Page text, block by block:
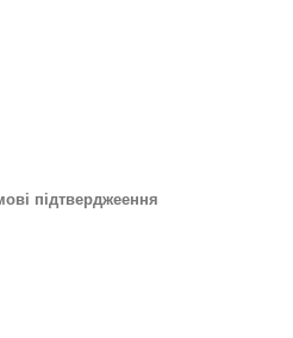
підтверджеення